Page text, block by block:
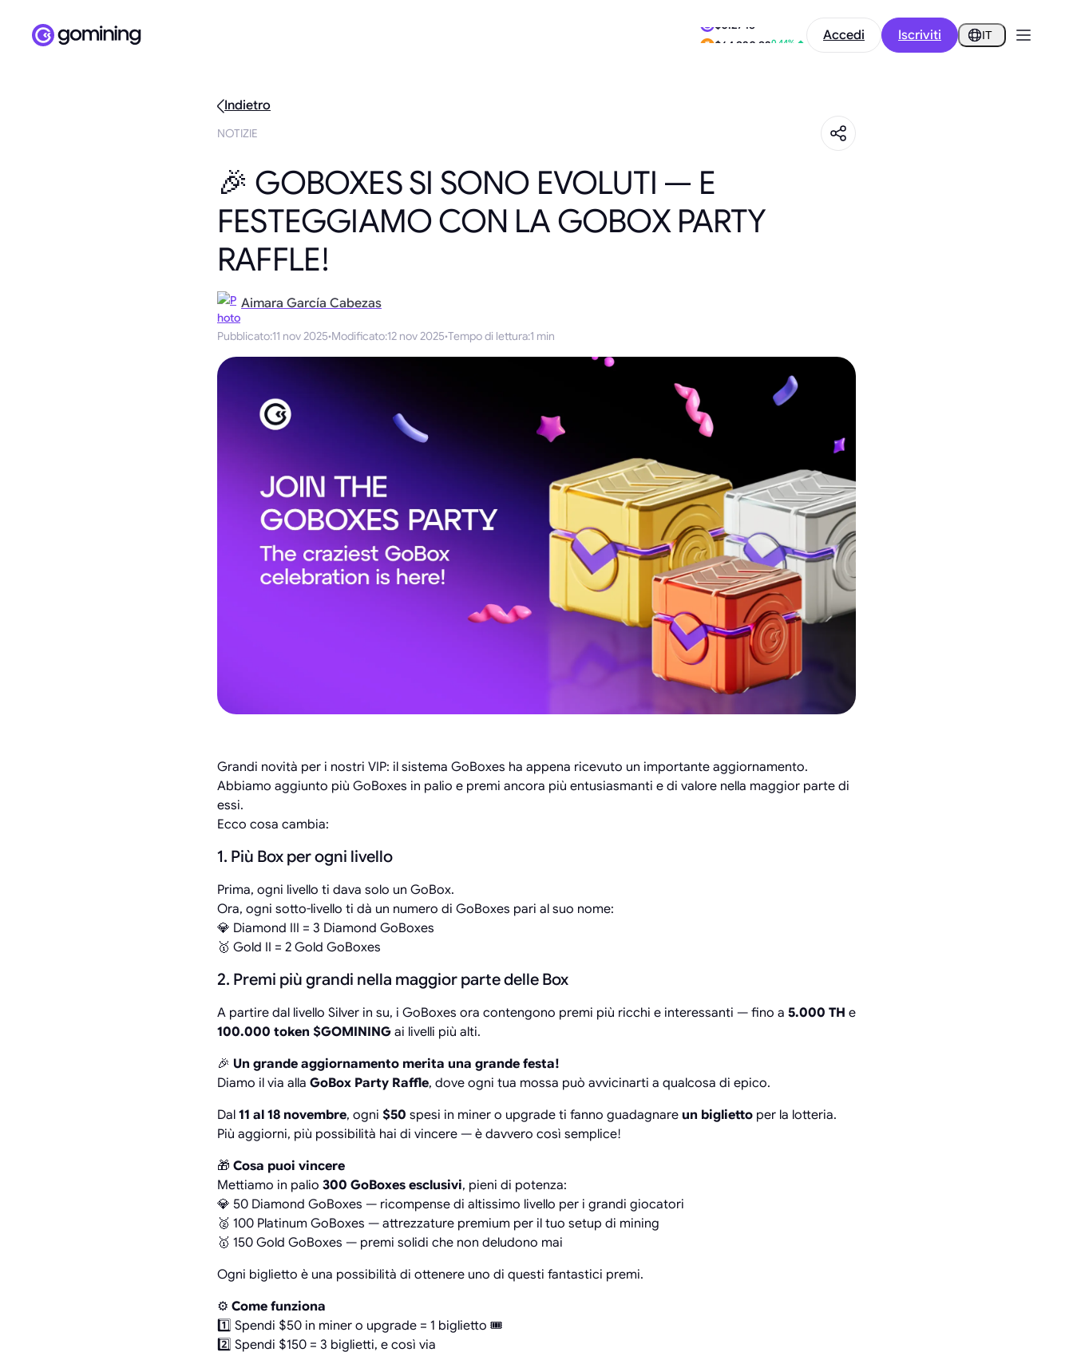
$0.2748 Accedi Iscriviti IT
Indietro
NOTIZIE
🎉 GOBOXES SI SONO EVOLUTI — E
FESTEGGIAMO CON LA GOBOX PARTY
RAFFLE!
Aimara García Cabezas
Pubblicato:11 nov 2025·Modificato:12 nov 2025·Tempo di lettura:1 min
Grandi novità per i nostri VIP: il sistema GoBoxes ha appena ricevuto un importante aggiornamento.
Abbiamo aggiunto più GoBoxes in palio e premi ancora più entusiasmanti e di valore nella maggior parte di
essi.
Ecco cosa cambia:
1. Più Box per ogni livello
Prima, ogni livello ti dava solo un GoBox.
Ora, ogni sotto-livello ti dà un numero di GoBoxes pari al suo nome:
💎 Diamond III = 3 Diamond GoBoxes
🥇 Gold II = 2 Gold GoBoxes
2. Premi più grandi nella maggior parte delle Box
A partire dal livello Silver in su, i GoBoxes ora contengono premi più ricchi e interessanti — fino a 5.000 TH e
100.000 token $GOMINING ai livelli più alti.
🎉 Un grande aggiornamento merita una grande festa!
Diamo il via alla GoBox Party Raffle, dove ogni tua mossa può avvicinarti a qualcosa di epico.
Dal 11 al 18 novembre, ogni $50 spesi in miner o upgrade ti fanno guadagnare un biglietto per la lotteria.
Più aggiorni, più possibilità hai di vincere — è davvero così semplice!
🎁 Cosa puoi vincere
Mettiamo in palio 300 GoBoxes esclusivi, pieni di potenza:
💎 50 Diamond GoBoxes — ricompense di altissimo livello per i grandi giocatori
🥈 100 Platinum GoBoxes — attrezzature premium per il tuo setup di mining
🥇 150 Gold GoBoxes — premi solidi che non deludono mai
Ogni biglietto è una possibilità di ottenere uno di questi fantastici premi.
⚙️ Come funziona
1️⃣ Spendi $50 in miner o upgrade = 1 biglietto 🎟️
2️⃣ Spendi $150 = 3 biglietti, e così via